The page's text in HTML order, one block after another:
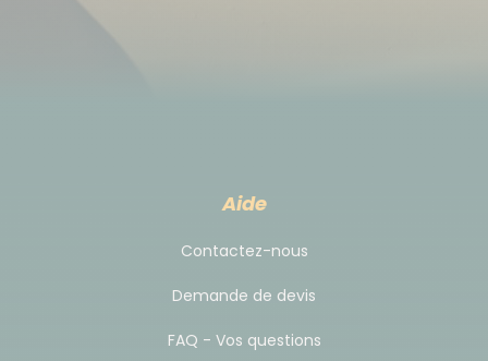
Établissement bien situé disposant d'un
Aide
Contactez-nous
Demande de devis
FAQ - Vos questions